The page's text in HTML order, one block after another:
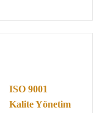
ISO 9001
Kalite Yönetim